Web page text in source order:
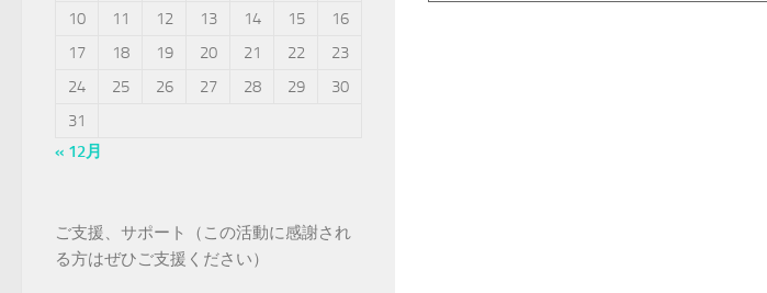
10
11 12 13 14 15
16
17
18 19 20 21 22
23
24
25 26 27 28 29
30
31
« 12月
ご支援、サポート（この活動に感謝され
る方はぜひご支援ください）